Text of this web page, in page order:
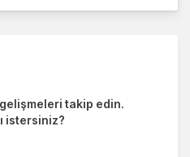
takip edin.
istersiniz?